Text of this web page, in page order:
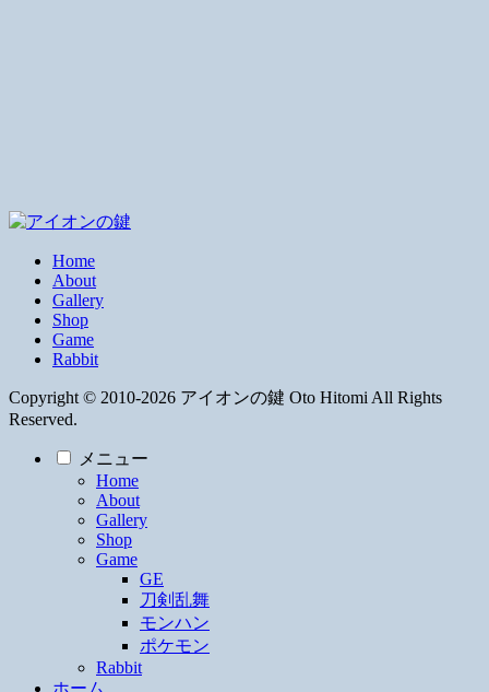
Home
About
Gallery
Shop
Game
Rabbit
Copyright © 2010-2026 アイオンの鍵 Oto Hitomi All Rights
Reserved.
メニュー
Home
About
Gallery
Shop
Game
GE
刀剣乱舞
モンハン
ポケモン
Rabbit
ホーム